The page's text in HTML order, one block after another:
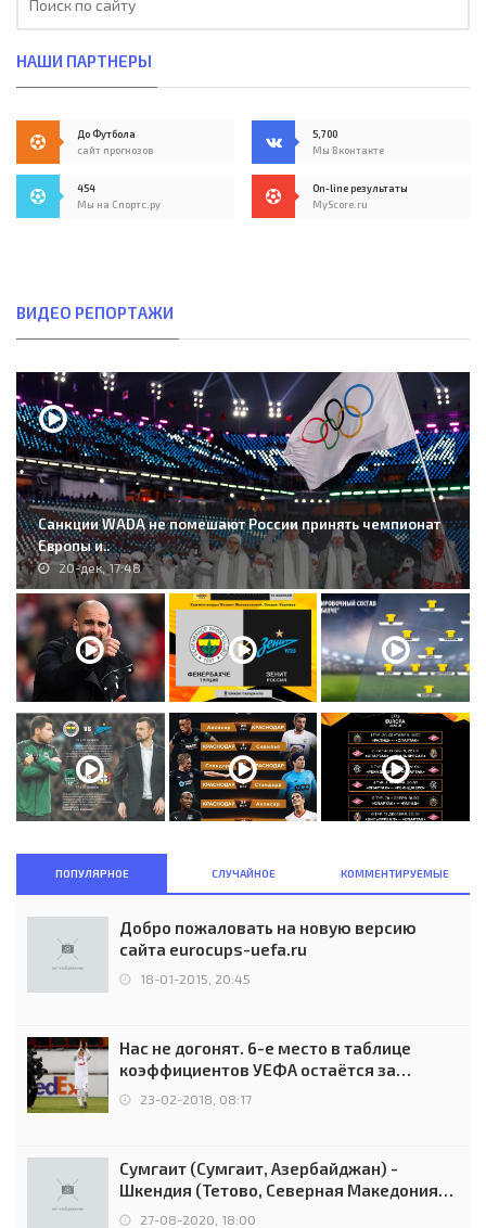
НАШИ ПАРТНЕРЫ
До Футбола
сайт прогнозов
5,700
Мы Вконтакте
454
Мы на Спортс.ру
On-line результаты
MyScore.ru
ВИДЕО РЕПОРТАЖИ
Санкции WADA не помешают России принять чемпионат
Европы и..
20-дек, 17:48
ПОПУЛЯРНОЕ СЛУЧАЙНОЕ КОММЕНТИРУЕМЫЕ
Добро пожаловать на новую версию
сайта eurocups-uefa.ru
18-01-2015, 20:45
Нас не догонят. 6-е место в таблице
коэффициентов УЕФА остаётся за
Россией
23-02-2018, 08:17
Сумгаит (Сумгаит, Азербайджан) -
Шкендия (Тетово, Северная Македония) -
0:2 (0:0)
27-08-2020, 18:00